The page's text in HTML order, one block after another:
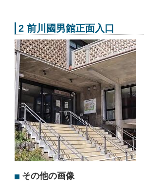
2 前川國男館正面入口
その他の画像